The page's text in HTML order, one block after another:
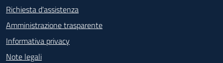
Richiesta d'assistenza
Amministrazione trasparente
Informativa privacy
Note legali